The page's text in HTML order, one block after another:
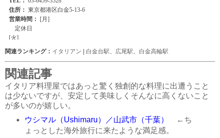
関連ランキング： イタリアン | 白金台駅 広尾駅 白金高輪駅
関連記事
イタリア料理屋ではあっと驚く独創的な料理に出遭うこと
は少ないですが、安定して美味しくそんなに高くないこと
が多いのが嬉しい。
ウシマル（Ushimaru）／山武市（千葉）
←ち
ょっとした海外旅行に来たような満足感。